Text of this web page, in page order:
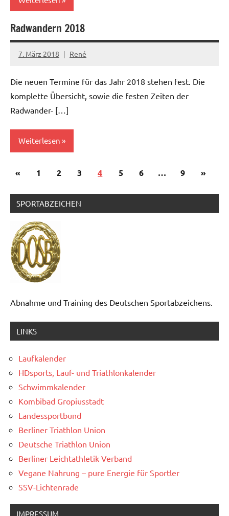
Radwandern 2018
7. März 2018 René
Die neuen Termine für das Jahr 2018 stehen fest. Die
komplette Übersicht, sowie die festen Zeiten der
Radwander- […]
Weiterlesen
Seitennummerierung
Beiträge
«Vorherige
1 2 3 4 5 6 … 9 »
SPORTABZEICHEN
Abnahme und Training des Deutschen Sportabzeichens.
LINKS
Laufkalender
HDsports, Lauf- und Triathlonkalender
Schwimmkalender
Kombibad Gropiusstadt
Landessportbund
Berliner Triathlon Union
Deutsche Triathlon Union
Berliner Leichtathletik Verband
Vegane Nahrung – pure Energie für Sportler
SSV-Lichtenrade
IMPRESSUM